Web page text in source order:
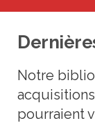
AGENDA
Événements
Lieux
Catégories
APPRENDRE
Pourquoi
Cours
NOS SERVICES
Bibliothèque
HEIDELBERG
Notre
pourraient